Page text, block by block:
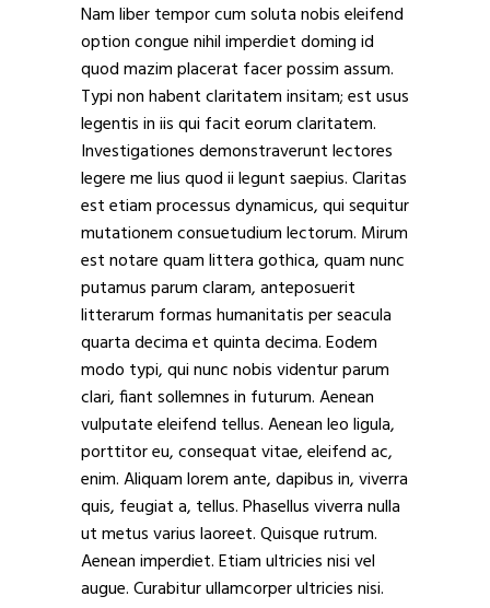
Nam liber tempor cum soluta nobis eleifend
option congue nihil imperdiet doming id
quod mazim placerat facer possim assum.
Typi non habent claritatem insitam; est usus
legentis in iis qui facit eorum claritatem.
Investigationes demonstraverunt lectores
legere me lius quod ii legunt saepius. Claritas
est etiam processus dynamicus, qui sequitur
mutationem consuetudium lectorum. Mirum
est notare quam littera gothica, quam nunc
putamus parum claram, anteposuerit
litterarum formas humanitatis per seacula
quarta decima et quinta decima. Eodem
modo typi, qui nunc nobis videntur parum
clari, fiant sollemnes in futurum. Aenean
vulputate eleifend tellus. Aenean leo ligula,
porttitor eu, consequat vitae, eleifend ac,
enim. Aliquam lorem ante, dapibus in, viverra
quis, feugiat a, tellus. Phasellus viverra nulla
ut metus varius laoreet. Quisque rutrum.
Aenean imperdiet. Etiam ultricies nisi vel
augue. Curabitur ullamcorper ultricies nisi.